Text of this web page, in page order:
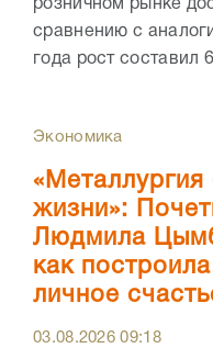
розничном рынке
сравнению с
года рост составил
Экономика
жизни»:
Людмила
как
личное
03.08.202609:18